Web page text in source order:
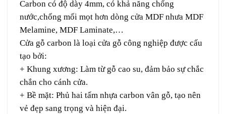
Carbon có độ dày 4mm, có khả năng chống
nước,chống mối mọt hơn dòng cửa MDF nhưa MDF
Melamine, MDF Laminate,…
Cửa gỗ carbon là loại cửa gỗ công nghiệp được cấu
tạo bởi:
+ Khung xương: Làm từ gỗ cao su, đảm bảo sự chắc
chắn cho cánh cửa.
+ Bề mặt: Phủ hai tấm nhựa carbon vân gỗ, tạo nên
vẻ đẹp sang trọng và hiện đại.